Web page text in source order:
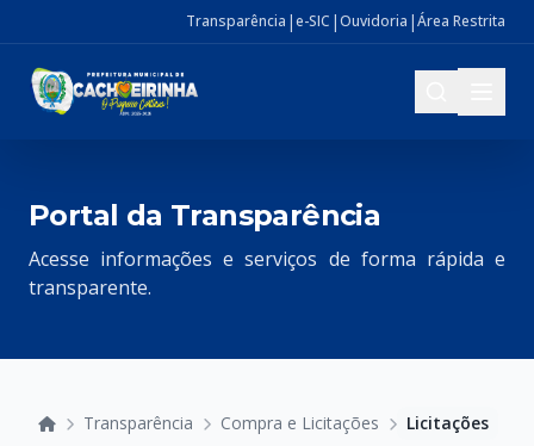
Transparência |e-SIC |Ouvidoria |Área Restrita
Portal da Transparência
Acesse informações e serviços de forma rápida e
transparente.
Início Transparência Compra e Licitações Licitações